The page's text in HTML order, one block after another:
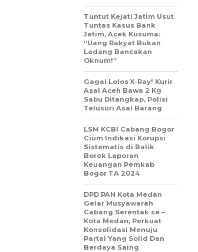
Tuntut Kejati Jatim Usut
Tuntas Kasus Bank
Jatim, Acek Kusuma:
“Uang Rakyat Bukan
Ladang Bancakan
Oknum!”
Gagal Lolos X-Ray! Kurir
Asal Aceh Bawa 2 Kg
Sabu Ditangkap, Polisi
Telusuri Asal Barang
LSM KCBI Cabang Bogor
Cium Indikasi Korupsi
Sistematis di Balik
Borok Laporan
Keuangan Pemkab
Bogor TA 2024
DPD PAN Kota Medan
Gelar Musyawarah
Cabang Serentak se –
Kota Medan, Perkuat
Konsolidasi Menuju
Partai Yang Solid Dan
Berdaya Saing